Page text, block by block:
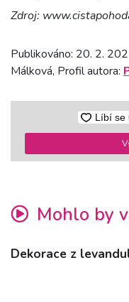
Zdroj:
Publikováno: 20. 2.
Málková, Profil autora:
Mohlo by
Dekorace z